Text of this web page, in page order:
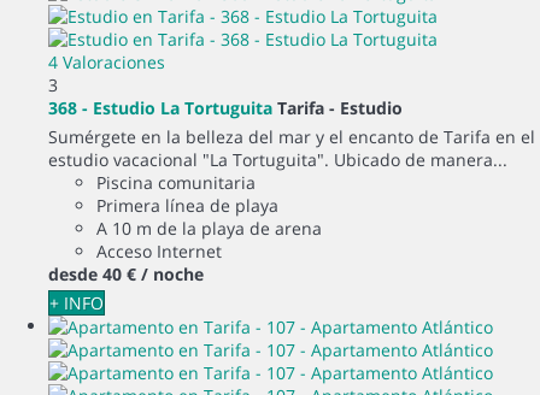
4 Valoraciones
3
368 - Estudio La Tortuguita Tarifa - Estudio
Sumérgete en la belleza del mar y el encanto de Tarifa en el
estudio vacacional "La Tortuguita". Ubicado de manera...
Piscina comunitaria
Primera línea de playa
A 10 m de la playa de arena
Acceso Internet
desde 40 € / noche
+ INFO